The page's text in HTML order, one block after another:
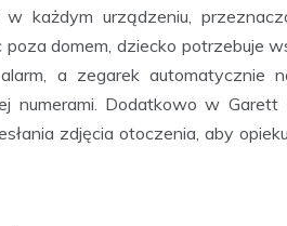
każdym urządzeniu,
poza domem, dziecko potrzebuje
a zegarek automatycznie
numerami. Dodatkowo w
zdjęcia otoczenia, aby